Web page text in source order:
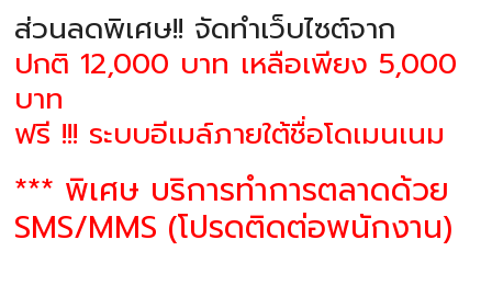
ส่วนลดพิเศษ!! จัดทำเว็บไซต์จาก
ปกติ 12,000 บาท เหลือเพียง 5,000
บาท
ฟรี !!! ระบบอีเมล์ภายใต้ชื่อโดเมนเนม
*** พิเศษ บริการทำการตลาดด้วย
SMS/MMS (โปรดติดต่อพนักงาน)